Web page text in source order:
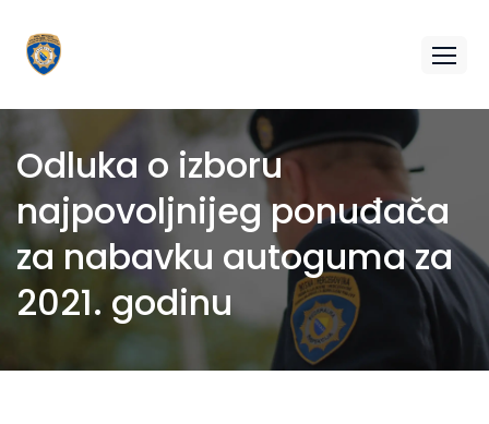
Odluka o izboru
najpovoljnijeg ponuđača
za nabavku autoguma za
2021. godinu